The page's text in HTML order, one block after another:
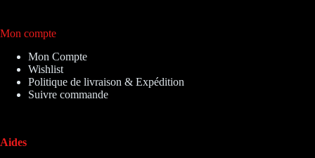
Mon compte
Mon Compte
Wishlist
Politique de livraison & Expédition
Suivre commande
Aides